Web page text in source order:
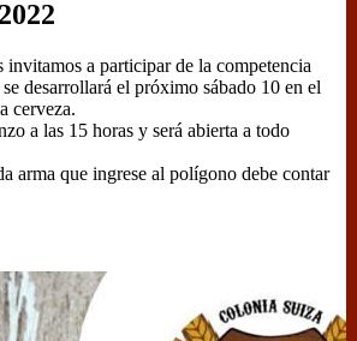
invitamos a participar de la competencia
desarrollará el próximo sábado 10 en el
cerveza.
a las 15 horas y será abierta a todo
arma que ingrese al polígono debe contar